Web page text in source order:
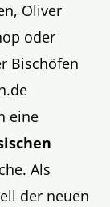
Oliver
oder
Bischöfen
eine
Als
der neuen